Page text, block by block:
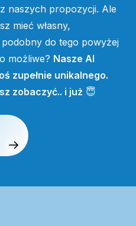
naszych propozycji. Ale
mieć własny,
do tego powyżej
możliwe? Nasze AI
zupełnie unikalnego.
zobaczyć.. i już😇